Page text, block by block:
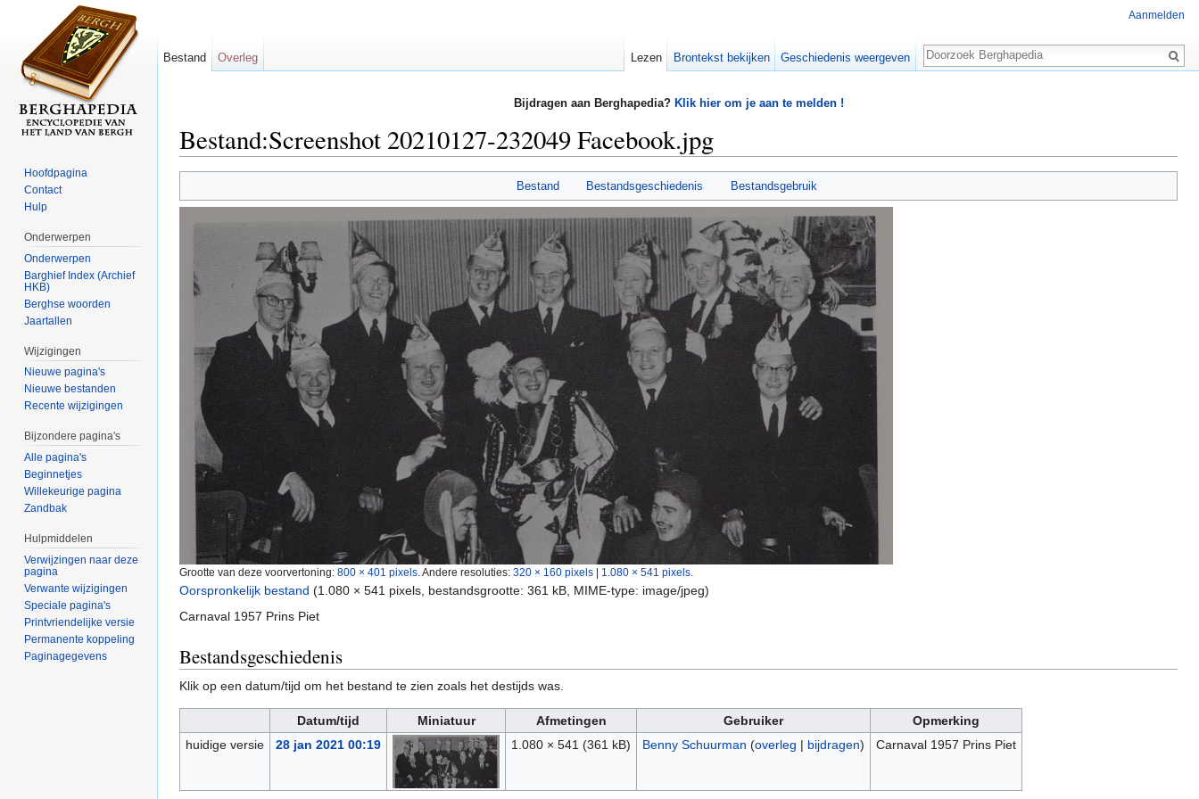
Bijdragen aan Berghapedia? Klik hier om je aan te melden !
Bestand:Screenshot 20210127-232049 Facebook.jpg
Bestand Bestandsgeschiedenis Bestandsgebruik
Grootte van deze voorvertoning: 800 × 401 pixels Andere resoluties: 320 × 160 pixels | 1.080 × 541 pixels
Oorspronkelijk bestand (1.080 × 541 pixels, bestandsgrootte: 361 kB, MIME-type: image/jpeg)
Carnaval 1957 Prins Piet
Bestandsgeschiedenis
Klik op een datum/tijd om het bestand te zien zoals het destijds was.
Datum/tijd Miniatuur Afmetingen Gebruiker
Opmerking
huidige versie
28 jan 2021 00:19 1.080 × 541 (361 kB) Benny Schuurman (overleg | bijdragen) Carnaval 1957 Prins Piet
Aanmelden
Bestand Overleg Lezen Brontekst bekijken Geschiedenis weergeven
Zoeken
Hoofdpagina
Contact
Hulp
Onderwerpen
Onderwerpen
Barghief Index (Archief
HKB)
Berghse woorden
Jaartallen
Wijzigingen
Nieuwe pagina's
Nieuwe bestanden
Recente wijzigingen
Bijzondere pagina's
Alle pagina's
Beginnetjes
Willekeurige pagina
Zandbak
Hulpmiddelen
Verwijzingen naar deze
pagina
Verwante wijzigingen
Speciale pagina's
Printvriendelijke versie
Permanente koppeling
Paginagegevens